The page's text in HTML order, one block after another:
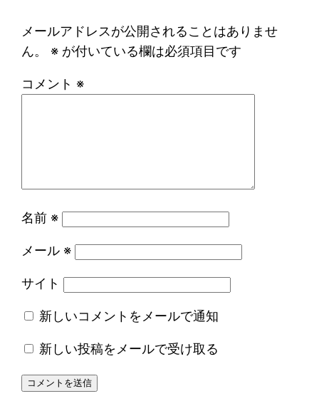
メールアドレスが公開されることはありませ
ん。
※ が付いている欄は必須項目です
コメント ※
名前 ※
メール ※
サイト
新しいコメントをメールで通知
新しい投稿をメールで受け取る